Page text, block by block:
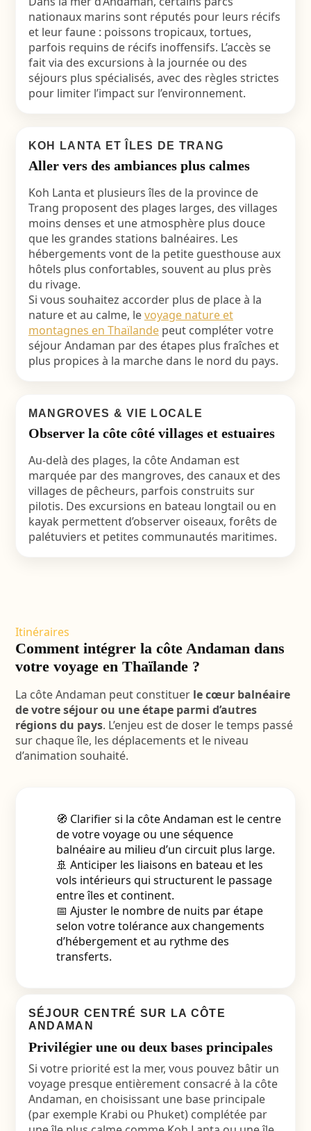
nationaux marins sont réputés pour leurs récifs
et leur faune : poissons tropicaux, tortues,
parfois requins de récifs inoffensifs. L’accès se
fait via des excursions à la journée ou des
séjours plus spécialisés, avec des règles strictes
pour limiter l’impact sur l’environnement.
KOH LANTA ET ÎLES DE TRANG
Aller vers des ambiances plus calmes
Koh Lanta et plusieurs îles de la province de
Trang proposent des plages larges, des villages
moins denses et une atmosphère plus douce
que les grandes stations balnéaires. Les
hébergements vont de la petite guesthouse aux
hôtels plus confortables, souvent au plus près
du rivage.
Si vous souhaitez accorder plus de place à la
nature et au calme, levoyage nature et
montagnes en Thaïlandepeut compléter votre
séjour Andaman par des étapes plus fraîches et
plus propices à la marche dans le nord du pays.
MANGROVES & VIE LOCALE
Observer la côte côté villages et estuaires
Au-delà des plages, la côte Andaman est
marquée par des mangroves, des canaux et des
villages de pêcheurs, parfois construits sur
pilotis. Des excursions en bateau longtail ou en
kayak permettent d’observer oiseaux, forêts de
palétuviers et petites communautés maritimes.
Itinéraires
Comment intégrer la côte Andaman dans
votre voyage en Thaïlande ?
La côte Andaman peut constituer le cœur balnéaire
de votre séjour ou une étape parmi d’autres
régions du pays. L’enjeu est de doser le temps passé
sur chaque île, les déplacements et le niveau
d’animation souhaité.
🧭 Clarifier si la côte Andaman est le centre
de votre voyage ou une séquence
balnéaire au milieu d’un circuit plus large.
🚢 Anticiper les liaisons en bateau et les
vols intérieurs qui structurent le passage
entre îles et continent.
📅 Ajuster le nombre de nuits par étape
selon votre tolérance aux changements
d’hébergement et au rythme des
transferts.
SÉJOUR CENTRÉ SUR LA CÔTE
ANDAMAN
Privilégier une ou deux bases principales
Si votre priorité est la mer, vous pouvez bâtir un
voyage presque entièrement consacré à la côte
Andaman, en choisissant une base principale
(par exemple Krabi ou Phuket) complétée par